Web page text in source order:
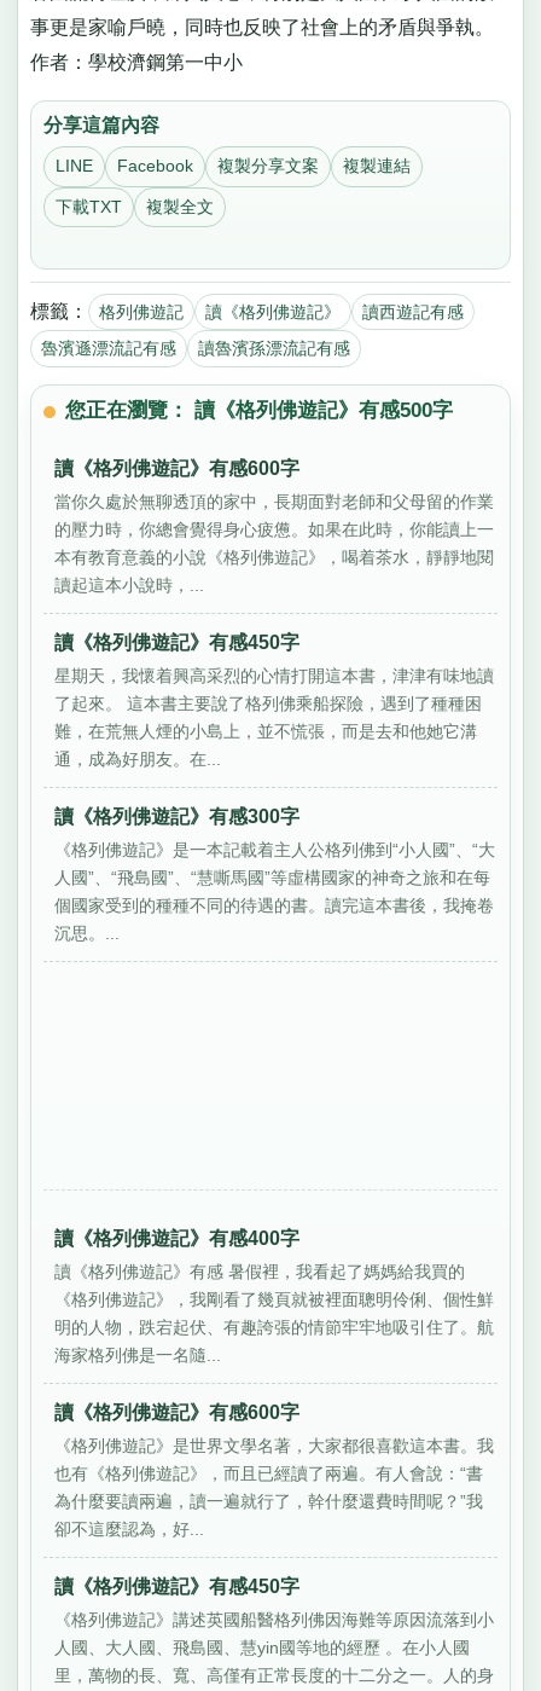
事更是家喻戶曉，同時也反映了社會上的矛盾與爭執。
作者：學校濟鋼第一中小
分享這篇內容
LINE Facebook 複製分享文案 複製連結
下載TXT 複製全文
標籤： 格列佛遊記 讀《格列佛遊記》
讀西遊記有感
魯濱遜漂流記有感
讀魯濱孫漂流記有感
您正在瀏覽： 讀《格列佛遊記》有感500字
讀《格列佛遊記》有感600字
當你久處於無聊透頂的家中，長期面對老師和父母留的作業
的壓力時，你總會覺得身心疲憊。如果在此時，你能讀上一
本有教育意義的小說《格列佛遊記》，喝着茶水，靜靜地閱
讀起這本小說時，...
讀《格列佛遊記》有感450字
星期天，我懷着興高采烈的心情打開這本書，津津有味地讀
了起來。 這本書主要說了格列佛乘船探險，遇到了種種困
難，在荒無人煙的小島上，並不慌張，而是去和他她它溝
通，成為好朋友。在...
讀《格列佛遊記》有感300字
《格列佛遊記》是一本記載着主人公格列佛到“小人國”、“大
人國”、“飛島國”、“慧嘶馬國”等虛構國家的神奇之旅和在每
個國家受到的種種不同的待遇的書。讀完這本書後，我掩卷
沉思。...
讀《格列佛遊記》有感400字
讀《格列佛遊記》有感 暑假裡，我看起了媽媽給我買的
《格列佛遊記》，我剛看了幾頁就被裡面聰明伶俐、個性鮮
明的人物，跌宕起伏、有趣誇張的情節牢牢地吸引住了。航
海家格列佛是一名隨...
讀《格列佛遊記》有感600字
《格列佛遊記》是世界文學名著，大家都很喜歡這本書。我
也有《格列佛遊記》，而且已經讀了兩遍。有人會說：“書
為什麼要讀兩遍，讀一遍就行了，幹什麼還費時間呢？”我
卻不這麼認為，好...
讀《格列佛遊記》有感450字
《格列佛遊記》講述英國船醫格列佛因海難等原因流落到小
人國、大人國、飛島國、慧yin國等地的經歷 。在小人國
里，萬物的長、寬、高僅有正常長度的十二分之一。人的身